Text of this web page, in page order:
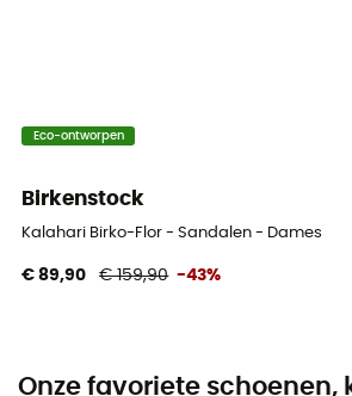
Eco-ontworpen
Birkenstock
Kalahari Birko-Flor - Sandalen - Dames
€ 89,90 € 159,90 -43%
Onze favoriete schoenen,